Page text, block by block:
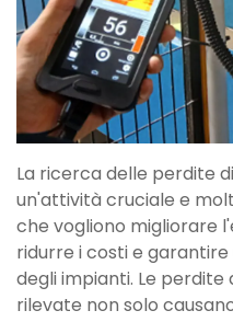
La ricerca delle perdite
un'attività cruciale e
che vogliono migliorare
ridurre i costi e
degli impianti. Le
rilevate non solo